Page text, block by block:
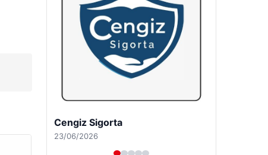
Hastaş Beton
26/05/2026